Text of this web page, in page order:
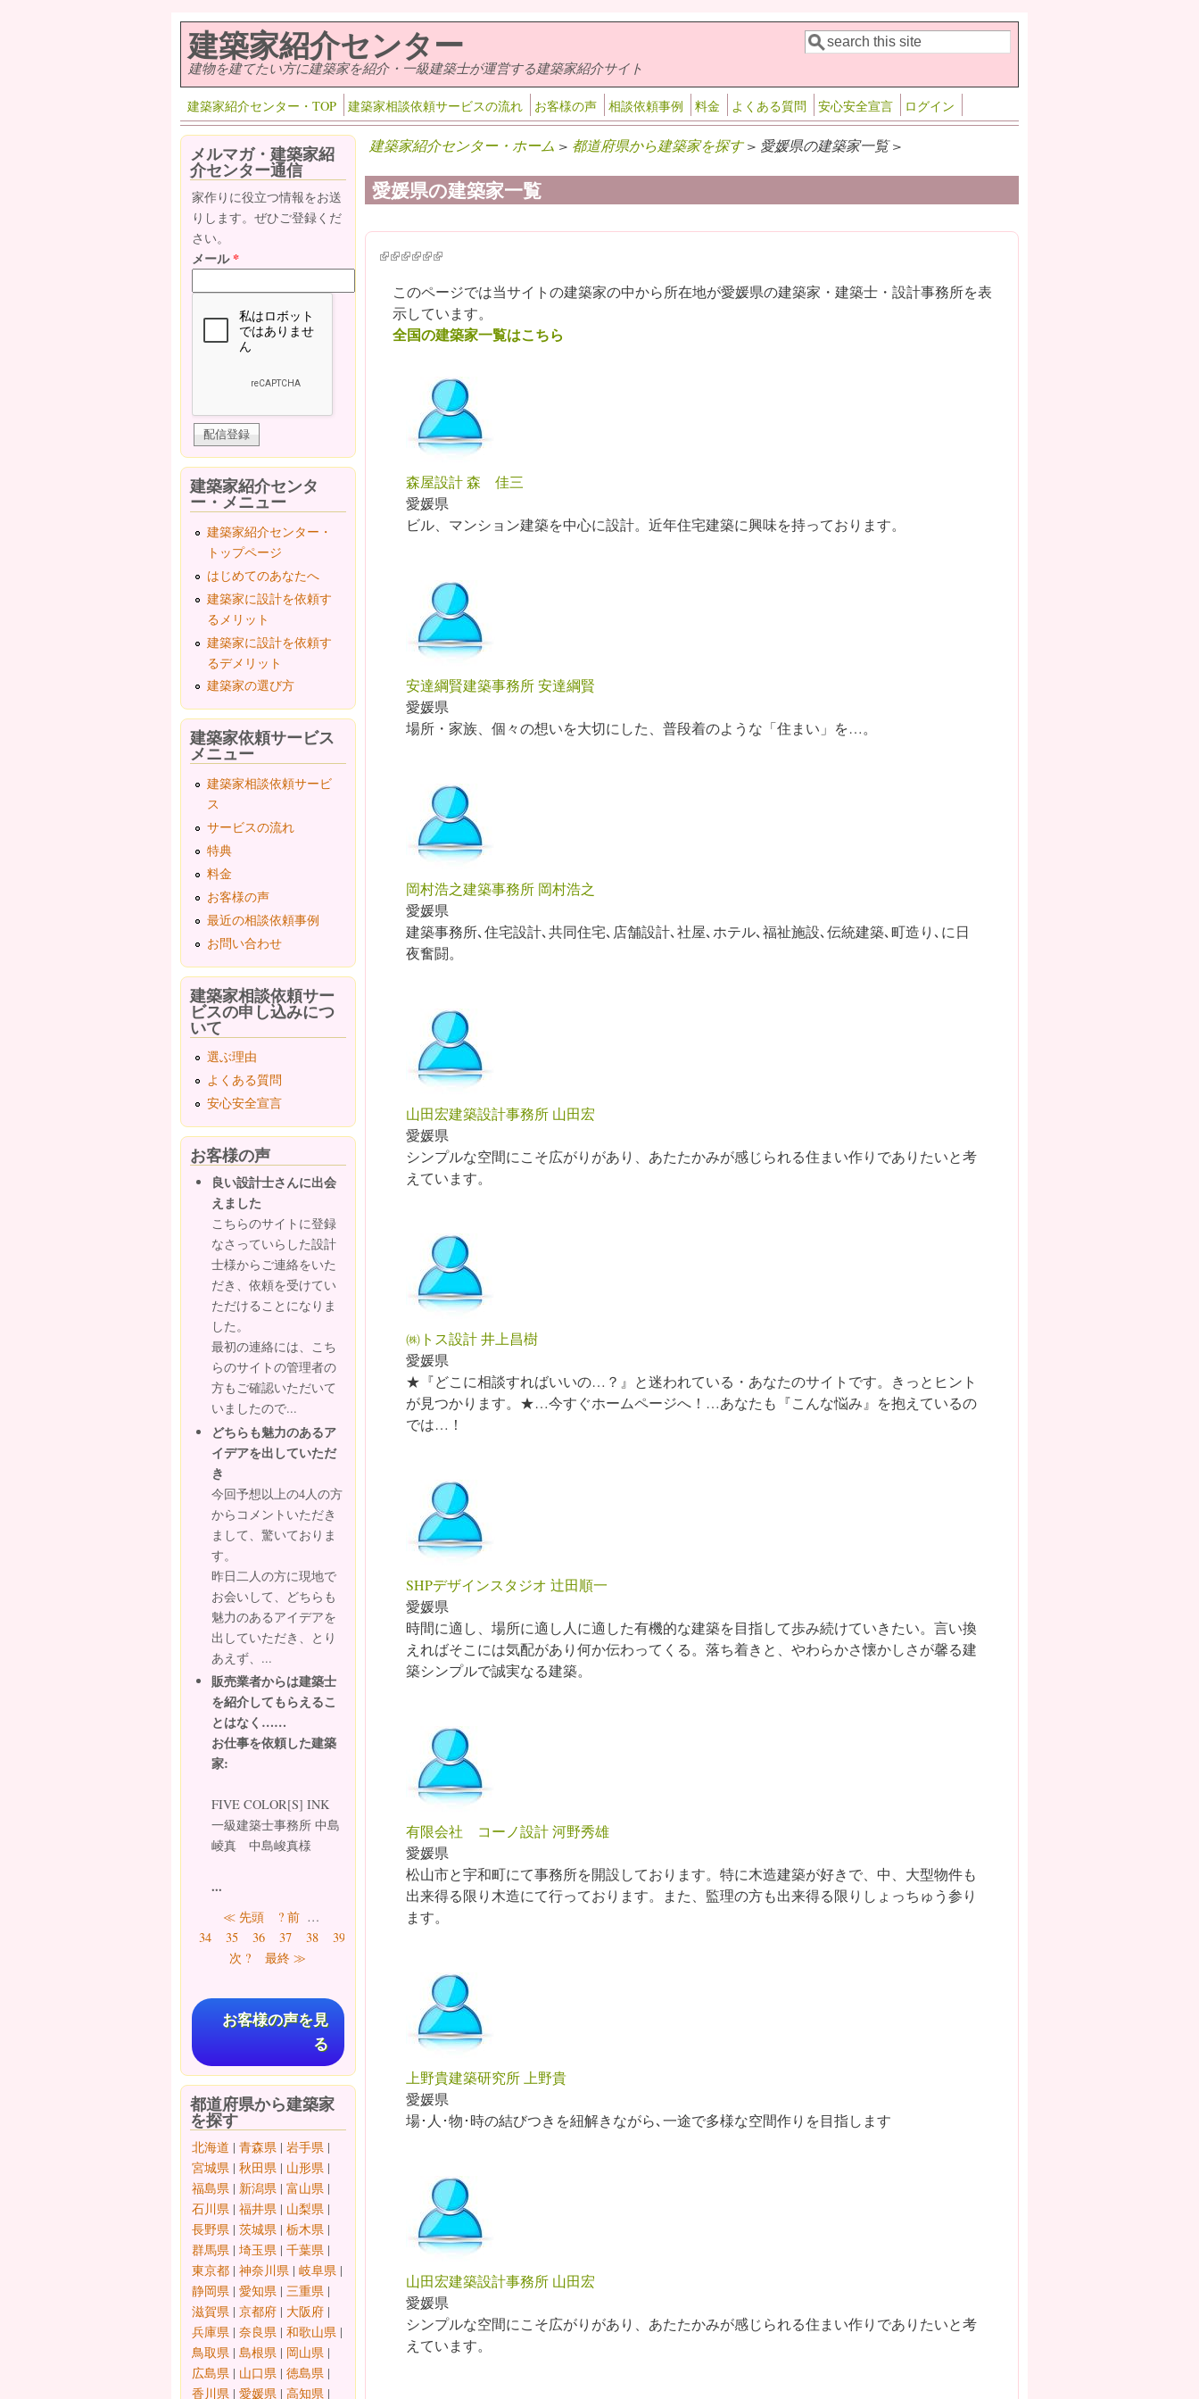
建築家紹介センター
建物を建てたい方に建築家を紹介・一級建築士が運営する建築家紹介サイト 検索フォーム
検索
建築家紹介センター・TOP 建築家相談依頼サービスの流れ お客様の声 相談依頼事例 料金 よくある質問 安心安全宣言 ログイン
建築家紹介センター・ホーム > 都道府県から建築家を探す> 愛媛県の建築家一覧 >
愛媛県の建築家一覧
(link is external)
(link is external)
(link is external)
(link is external)
(link is external)
(link is external)
このページでは当サイトの建築家の中から所在地が愛媛県の建築家・建築士・設計事務所を表
示しています。
全国の建築家一覧はこちら
森屋設計 森 佳三
愛媛県
ビル、マンション建築を中心に設計。近年住宅建築に興味を持っております。
安達綱賢建築事務所 安達綱賢
愛媛県
場所・家族、個々の想いを大切にした、普段着のような「住まい」を…。
岡村浩之建築事務所 岡村浩之
愛媛県
建築事務所､住宅設計､共同住宅､店舗設計､社屋､ホテル､福祉施設､伝統建築､町造り､に日
夜奮闘。
山田宏建築設計事務所 山田宏
愛媛県
シンプルな空間にこそ広がりがあり、あたたかみが感じられる住まい作りでありたいと考
えています。
㈱トス設計 井上昌樹
愛媛県
★『どこに相談すればいいの…？』と迷われている・あなたのサイトです。きっとヒント
が見つかります。★…今すぐホームページへ！…あなたも『こんな悩み』を抱えているの
では…！
SHPデザインスタジオ 辻田順一
愛媛県
時間に適し、場所に適し人に適した有機的な建築を目指して歩み続けていきたい。言い換
えればそこには気配があり何か伝わってくる。落ち着きと、やわらかさ懐かしさが馨る建
築シンプルで誠実なる建築。
有限会社 コーノ設計 河野秀雄
愛媛県
松山市と宇和町にて事務所を開設しております。特に木造建築が好きで、中、大型物件も
出来得る限り木造にて行っております。また、監理の方も出来得る限りしょっちゅう参り
ます。
上野貴建築研究所 上野貴
愛媛県
場･人･物･時の結びつきを紐解きながら､一途で多様な空間作りを目指します
山田宏建築設計事務所 山田宏
愛媛県
シンプルな空間にこそ広がりがあり、あたたかみが感じられる住まい作りでありたいと考
えています。
メルマガ・建築家紹
介センター通信
家作りに役立つ情報をお送
りします。ぜひご登録くだ
さい。
メール*
建築家紹介センタ
ー・メニュー
建築家紹介センター・
トップページ
はじめてのあなたへ
建築家に設計を依頼す
るメリット
建築家に設計を依頼す
るデメリット
建築家の選び方
建築家依頼サービス
メニュー
建築家相談依頼サービ
ス
サービスの流れ
特典
料金
お客様の声
最近の相談依頼事例
お問い合わせ
建築家相談依頼サー
ビスの申し込みにつ
いて
選ぶ理由
よくある質問
安心安全宣言
お客様の声
良い設計士さんに出会
えました
こちらのサイトに登録
なさっていらした設計
士様からご連絡をいた
だき、依頼を受けてい
ただけることになりま
した。
最初の連絡には、こち
らのサイトの管理者の
方もご確認いただいて
いましたので...
どちらも魅力のあるア
イデアを出していただ
き
今回予想以上の4人の方
からコメントいただき
まして、驚いておりま
す。
昨日二人の方に現地で
お会いして、どちらも
魅力のあるアイデアを
出していただき、とり
あえず、...
販売業者からは建築士
を紹介してもらえるこ
とはなく……
お仕事を依頼した建築
家:
FIVE COLOR[S] INK
一級建築士事務所 中島
崚真 中島峻真様
...
ページ≪ 先頭 ? 前 …
34
35 36 37 38 39
次 ?
最終 ≫
お客様の声を見
る
都道府県から建築家
を探す
北海道 | 青森県 | 岩手県 |
宮城県 | 秋田県 | 山形県 |
福島県 | 新潟県 | 富山県 |
石川県 | 福井県 | 山梨県 |
長野県 | 茨城県 | 栃木県 |
群馬県 | 埼玉県 | 千葉県 |
東京都 | 神奈川県 | 岐阜県 |
静岡県 | 愛知県 | 三重県 |
滋賀県 | 京都府 | 大阪府 |
兵庫県 | 奈良県 | 和歌山県 |
鳥取県 | 島根県 | 岡山県 |
広島県 | 山口県 | 徳島県 |
香川県 | 愛媛県 | 高知県 |